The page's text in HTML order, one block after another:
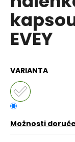
5
hvězdiček.
EVEY
VARIANTA
Možnosti
u
j
e
m
DÁMSKÁ
BAVLNĚNO-
LNĚNÁ
S
KAPUCÍ